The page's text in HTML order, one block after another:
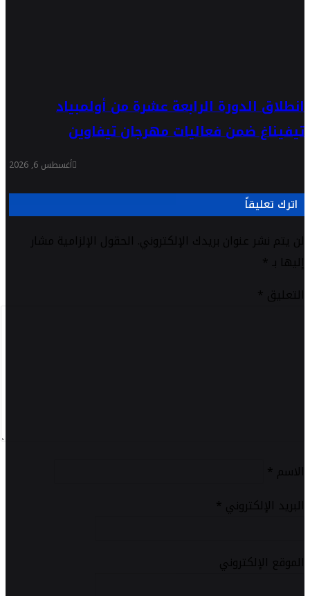
انطلاق الدورة الرابعة عشرة من أولمبياد
تيفيناغ ضمن فعاليات مهرجان تيفاوين
أغسطس 6, 2026
اترك تعليقاً
لن يتم نشر عنوان بريدك الإلكتروني. الحقول الإلزامية مشار
إليها بـ *
التعليق *
الاسم *
البريد الإلكتروني *
الموقع الإلكتروني